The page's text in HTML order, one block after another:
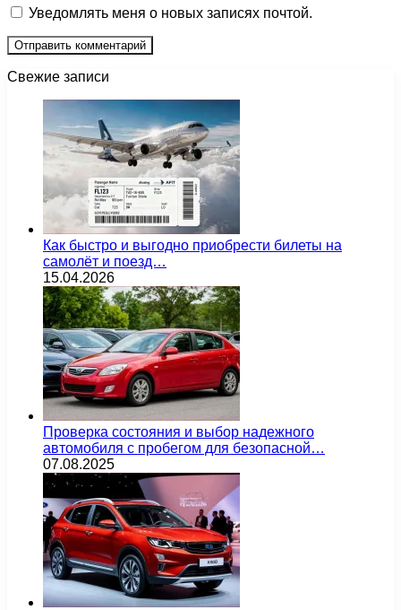
Уведомлять меня о новых записях почтой.
Свежие записи
Как быстро и выгодно приобрести билеты на
самолёт и поезд…
15.04.2026
Проверка состояния и выбор надежного
автомобиля с пробегом для безопасной…
07.08.2025